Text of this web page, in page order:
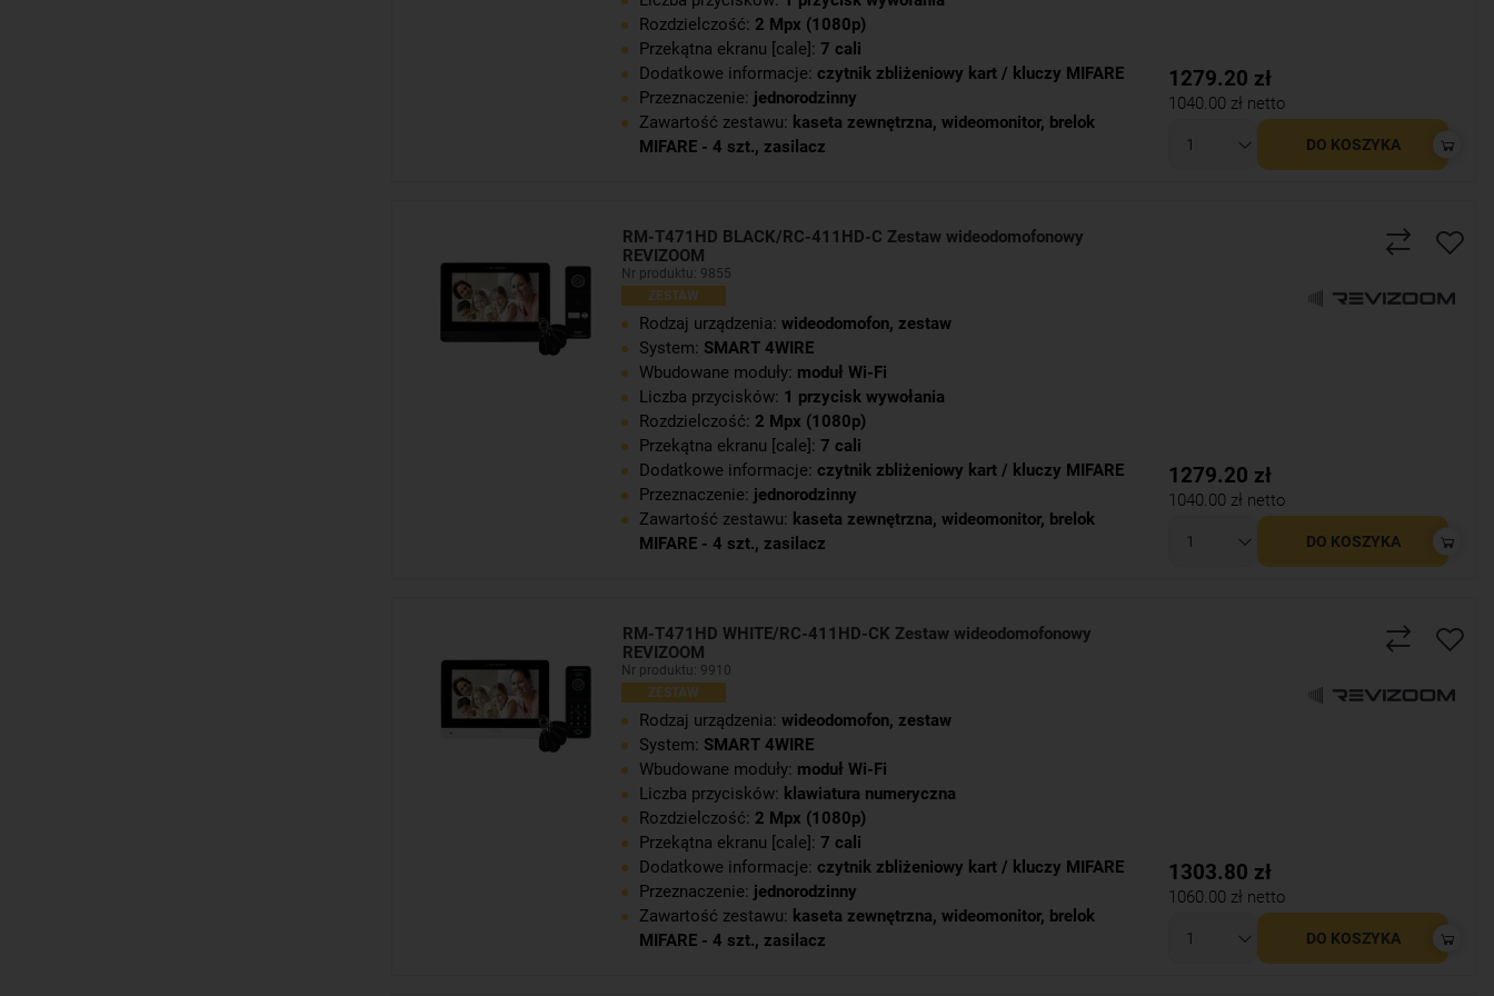
Rozdzielczość: 2 Mpx (1080p)
Przekątna ekranu [cale]: 7 cali
Dodatkowe informacje: czytnik zbliżeniowy kart / kluczy MIFARE
Przeznaczenie: jednorodzinny
Zawartość zestawu: kaseta zewnętrzna, wideomonitor, brelok
MIFARE - 4 szt., zasilacz
1279.20 zł
1040.00 zł netto
DO KOSZYKA
RM-T471HD BLACK/RC-411HD-C Zestaw wideodomofonowy
REVIZOOM
Nr produktu: 9855
ZESTAW
Rodzaj urządzenia: wideodomofon, zestaw
System: SMART 4WIRE
Wbudowane moduły: moduł Wi-Fi
Liczba przycisków: 1 przycisk wywołania
Rozdzielczość: 2 Mpx (1080p)
Przekątna ekranu [cale]: 7 cali
Dodatkowe informacje: czytnik zbliżeniowy kart / kluczy MIFARE
Przeznaczenie: jednorodzinny
Zawartość zestawu: kaseta zewnętrzna, wideomonitor, brelok
MIFARE - 4 szt., zasilacz
1279.20 zł
1040.00 zł netto
DO KOSZYKA
RM-T471HD WHITE/RC-411HD-CK Zestaw wideodomofonowy
REVIZOOM
Nr produktu: 9910
ZESTAW
Rodzaj urządzenia: wideodomofon, zestaw
System: SMART 4WIRE
Wbudowane moduły: moduł Wi-Fi
Liczba przycisków: klawiatura numeryczna
Rozdzielczość: 2 Mpx (1080p)
Przekątna ekranu [cale]: 7 cali
Dodatkowe informacje: czytnik zbliżeniowy kart / kluczy MIFARE
Przeznaczenie: jednorodzinny
Zawartość zestawu: kaseta zewnętrzna, wideomonitor, brelok
MIFARE - 4 szt., zasilacz
1303.80 zł
1060.00 zł netto
DO KOSZYKA